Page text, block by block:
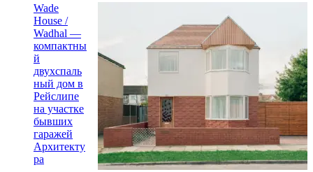
Wade
House /
Wadhal —
компактны
й
двухспаль
ный дом в
Рейслипе
на участке
бывших
гаражей
Архитекту
ра